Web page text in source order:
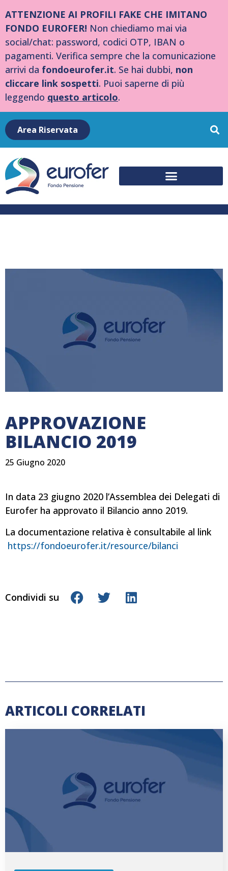
ATTENZIONE AI PROFILI FAKE CHE IMITANO
FONDO EUROFER! Non chiediamo mai via
social/chat: password, codici OTP, IBAN o
pagamenti. Verifica sempre che la comunicazione
arrivi da fondoeurofer.it. Se hai dubbi, non
cliccare link sospetti. Puoi saperne di più
leggendo questo articolo.
Area Riservata
APPROVAZIONE
BILANCIO 2019
25 Giugno 2020
In data 23 giugno 2020 l’Assemblea dei Delegati di
Eurofer ha approvato il Bilancio anno 2019.
La documentazione relativa è consultabile al link
https://fondoeurofer.it/resource/bilanci
Condividi su
ARTICOLI CORRELATI